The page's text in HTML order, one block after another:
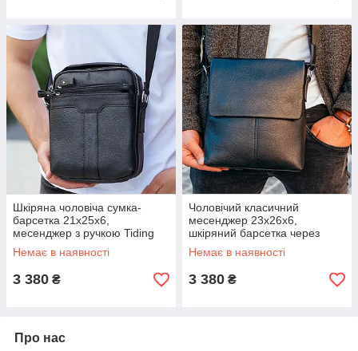
Шкіряна чоловіча сумка-
барсетка 21х25х6,
месенджер з ручкою Tiding
Bag 73957 чорна
Немає в наявності
3 380 ₴
Чоловічий класичний
месенджер 23х26х6,
шкіряний барсетка через
плече Tiding Bag 2862
чорний
Немає в наявності
3 380 ₴
Про нас